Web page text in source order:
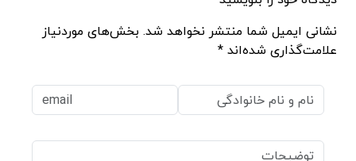
نشانی ایمیل شما منتشر نخواهد شد. بخش‌های موردنیاز
علامت‌گذاری شده‌اند *